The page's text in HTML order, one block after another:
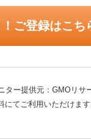
ご登録はこち
ー提供元：GMOリサ
てご利用いただけます